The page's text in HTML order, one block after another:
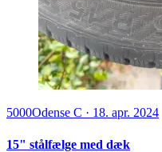
5000Odense C · 18. apr. 2024
15" stålfælge med dæk